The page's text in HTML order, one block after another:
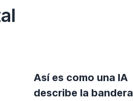
Así es como una IA
describe la bandera